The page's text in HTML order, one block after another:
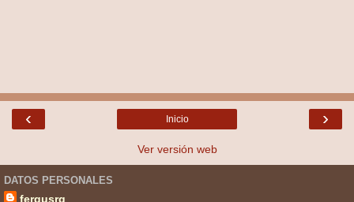
‹ ›
Inicio
Ver versión web
DATOS PERSONALES
fergusrg